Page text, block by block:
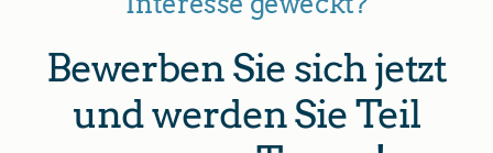
Bewerben Sie sich jetzt
und werden Sie Teil